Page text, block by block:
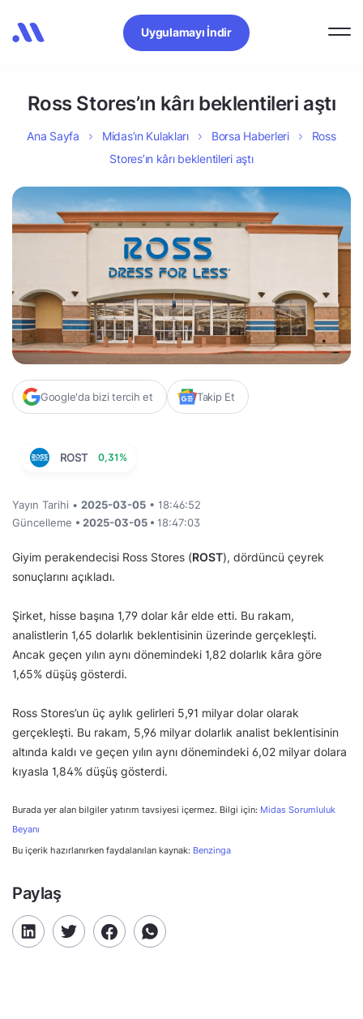
Uygulamayı İndir
Ross Stores’ın kârı beklentileri aştı
Ana Sayfa Midas’ın Kulakları Borsa Haberleri
Ross
Stores’ın kârı beklentileri aştı
Google'da bizi tercih et Takip Et
ROST 0,31%
Yayın Tarihi • 2025-03-05 • 18:46:52
Güncelleme • 2025-03-05 • 18:47:03
Giyim perakendecisi Ross Stores (ROST), dördüncü çeyrek
sonuçlarını açıkladı.
Şirket, hisse başına 1,79 dolar kâr elde etti. Bu rakam,
analistlerin 1,65 dolarlık beklentisinin üzerinde gerçekleşti.
Ancak geçen yılın aynı dönemindeki 1,82 dolarlık kâra göre
1,65% düşüş gösterdi.
Ross Stores’un üç aylık gelirleri 5,91 milyar dolar olarak
gerçekleşti. Bu rakam, 5,96 milyar dolarlık analist beklentisinin
altında kaldı ve geçen yılın aynı dönemindeki 6,02 milyar dolara
kıyasla 1,84% düşüş gösterdi.
Burada yer alan bilgiler yatırım tavsiyesi içermez. Bilgi için: Midas Sorumluluk
Beyanı
Bu içerik hazırlanırken faydalanılan kaynak: Benzinga
Paylaş